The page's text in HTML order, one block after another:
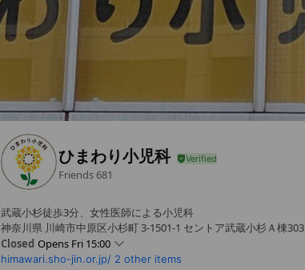
ひまわり小児科
Friends 681
武蔵小杉徒歩3分、女性医師による小児科
神奈川県 川崎市中原区小杉町 3-1501-1 セントア武蔵小杉Ａ棟303
Closed Opens Fri 15:00
SunClosed
himawari.sho-jin.or.jp/ 2 other items